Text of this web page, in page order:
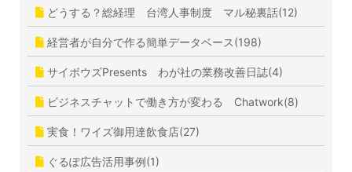
どうする？総経理 台湾人事制度 マル秘裏話(12)
経営者が自分で作る簡単データベース(198)
サイボウズPresents わが社の業務改善日誌(4)
ビジネスチャットで働き方が変わる Chatwork(8)
実食！ワイズ御用達飲食店(27)
ぐるぽ広告活用事例(1)